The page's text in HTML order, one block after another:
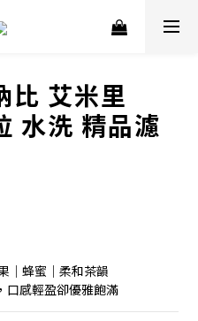
比 艾米里
水洗 精品濾
｜蜂蜜｜柔和茶韻
口感輕盈卻優雅飽滿